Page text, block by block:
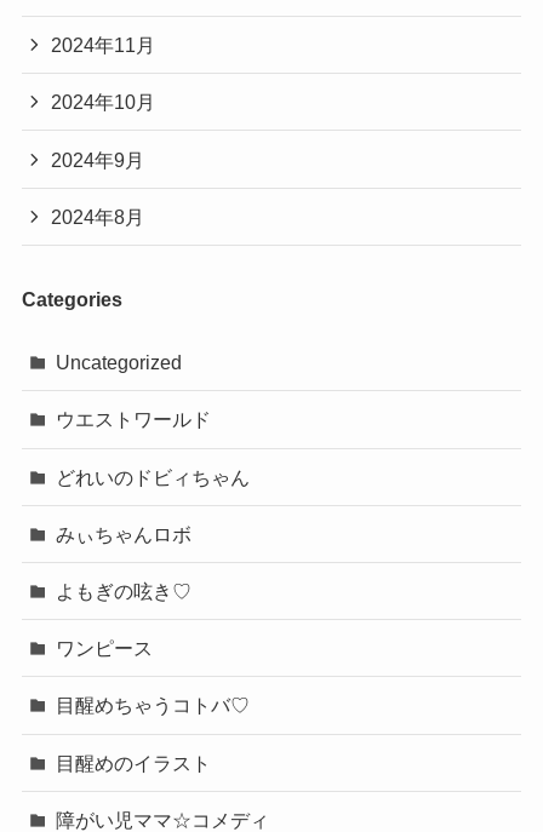
2024年11月
2024年10月
2024年9月
2024年8月
Categories
Uncategorized
ウエストワールド
どれいのドビィちゃん
みぃちゃんロボ
よもぎの呟き♡
ワンピース
目醒めちゃうコトバ♡
目醒めのイラスト
障がい児ママ☆コメディ